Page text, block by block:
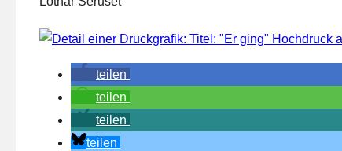
teilen
teilen
teilen
teilen